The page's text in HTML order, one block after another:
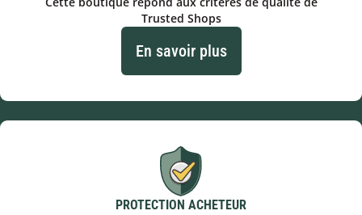
Trusted Shops
En savoir plus
PROTECTION ACHETEUR